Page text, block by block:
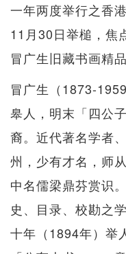
一年两度举行之香
11月30日举槌，焦
冒广生旧藏书画精品
冒广生（1873-
皋人，明末「四公
裔。近代著名学者
州，少有才名，师
中名儒梁鼎芬赏识
史、目录、校勘之
十年（1894年）举